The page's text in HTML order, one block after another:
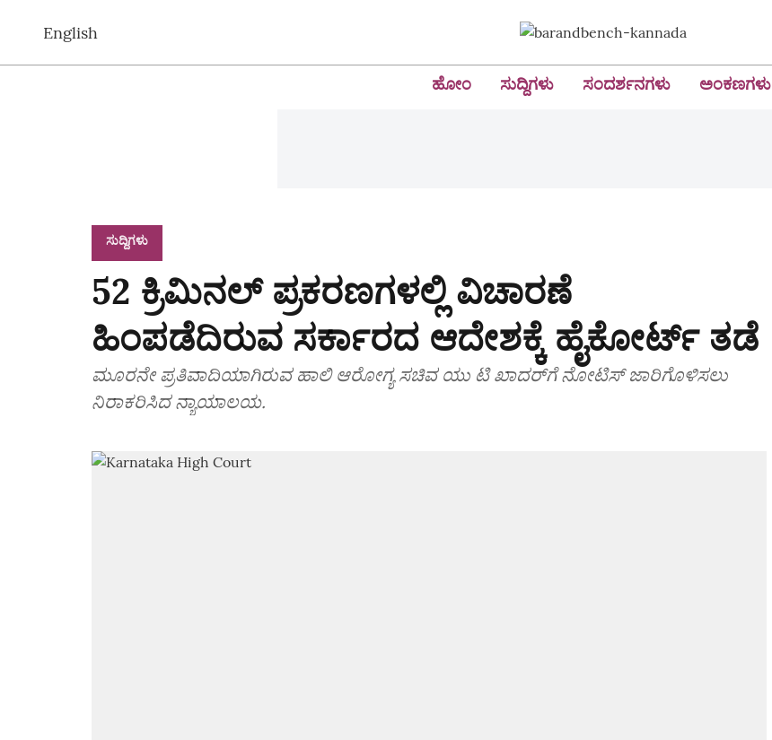
English
ಹೋಂ ಸುದ್ದಿಗಳು ಸಂದರ್ಶನಗಳು ಅಂಕಣಗಳು
ಸುದ್ದಿಗಳು
52 ಕ್ರಿಮಿನಲ್ ಪ್ರಕರಣಗಳಲ್ಲಿ ವಿಚಾರಣೆ
ಹಿಂಪಡೆದಿರುವ ಸರ್ಕಾರದ ಆದೇಶಕ್ಕೆ ಹೈಕೋರ್ಟ್ ತಡೆ
ಮೂರನೇ ಪ್ರತಿವಾದಿಯಾಗಿರುವ ಹಾಲಿ ಆರೋಗ್ಯ ಸಚಿವ ಯು ಟಿ ಖಾದರ್‌ಗೆ ನೋಟಿಸ್‌ ಜಾರಿಗೊಳಿಸಲು
ನಿರಾಕರಿಸಿದ ನ್ಯಾಯಾಲಯ.